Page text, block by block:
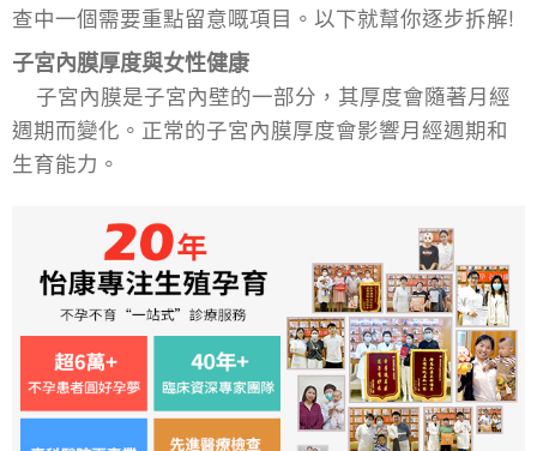
查中一個需要重點留意嘅項目。以下就幫你逐步拆解!
子宮內膜厚度與女性健康
子宮內膜是子宮內壁的一部分，其厚度會隨著月經
週期而變化。正常的子宮內膜厚度會影響月經週期和
生育能力。